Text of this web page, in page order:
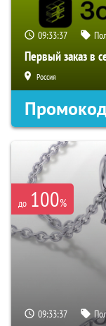
09:33:36
Первый заказ в
Россия
до 100%
09:33:36